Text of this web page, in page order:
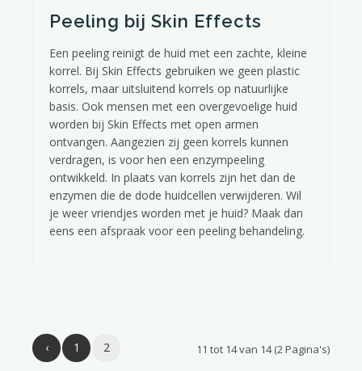
Peeling bij Skin Effects
Een peeling reinigt de huid met een zachte, kleine
korrel. Bij Skin Effects gebruiken we geen plastic
korrels, maar uitsluitend korrels op natuurlijke
basis. Ook mensen met een overgevoelige huid
worden bij Skin Effects met open armen
ontvangen. Aangezien zij geen korrels kunnen
verdragen, is voor hen een enzympeeling
ontwikkeld. In plaats van korrels zijn het dan de
enzymen die de dode huidcellen verwijderen. Wil
je weer vriendjes worden met je huid? Maak dan
eens een afspraak voor een peeling behandeling.
‹ 1 2 11 tot 14 van 14 (2 Pagina's)